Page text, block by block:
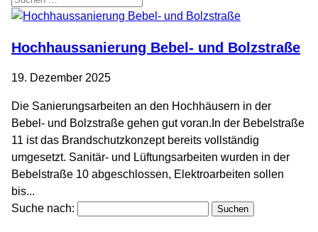
Hochhaussanierung Bebel- und Bolzstraße
19. Dezember 2025
Die Sanierungsarbeiten an den Hochhäusern in der
Bebel- und Bolzstraße gehen gut voran.In der Bebelstraße
11 ist das Brandschutzkonzept bereits vollständig
umgesetzt. Sanitär- und Lüftungsarbeiten wurden in der
Bebelstraße 10 abgeschlossen, Elektroarbeiten sollen
bis...
Suche nach: